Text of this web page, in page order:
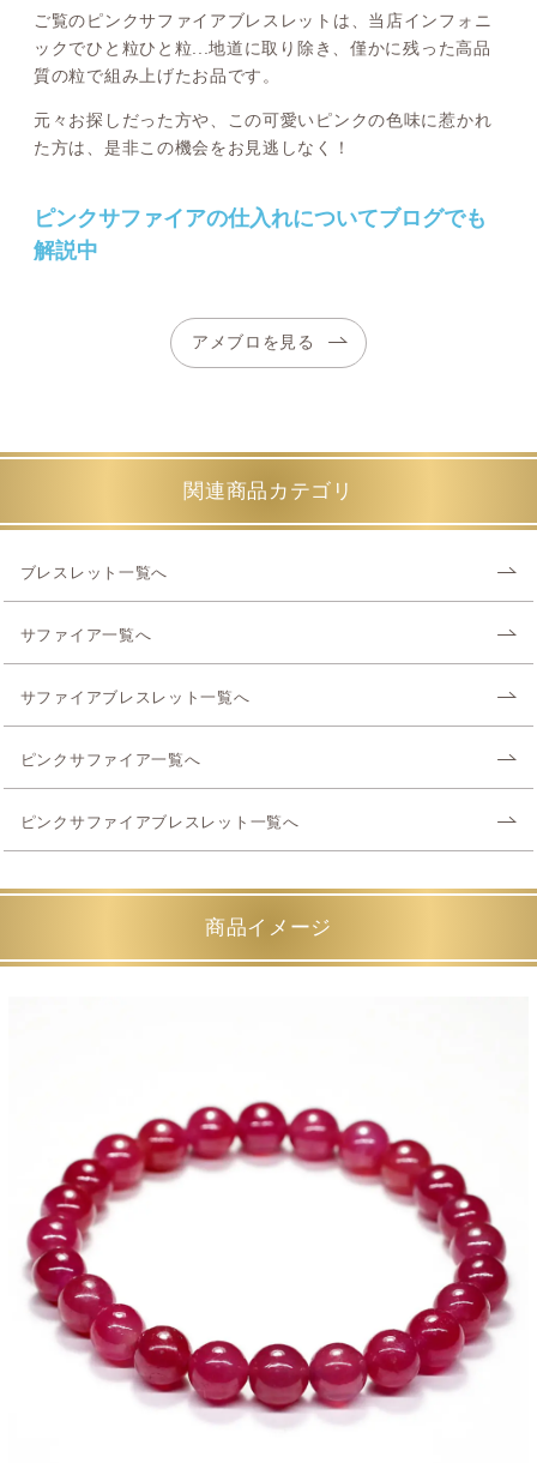
ご覧のピンクサファイアブレスレットは、当店インフォニ
ックでひと粒ひと粒...地道に取り除き、僅かに残った高品
質の粒で組み上げたお品です。
元々お探しだった方や、この可愛いピンクの色味に惹かれ
た方は、是非この機会をお見逃しなく！
ピンクサファイアの仕入れについてブログでも
解説中
アメブロを見る
関連商品カテゴリ
ブレスレット一覧へ
サファイア一覧へ
サファイアブレスレット一覧へ
ピンクサファイア一覧へ
ピンクサファイアブレスレット一覧へ
商品イメージ